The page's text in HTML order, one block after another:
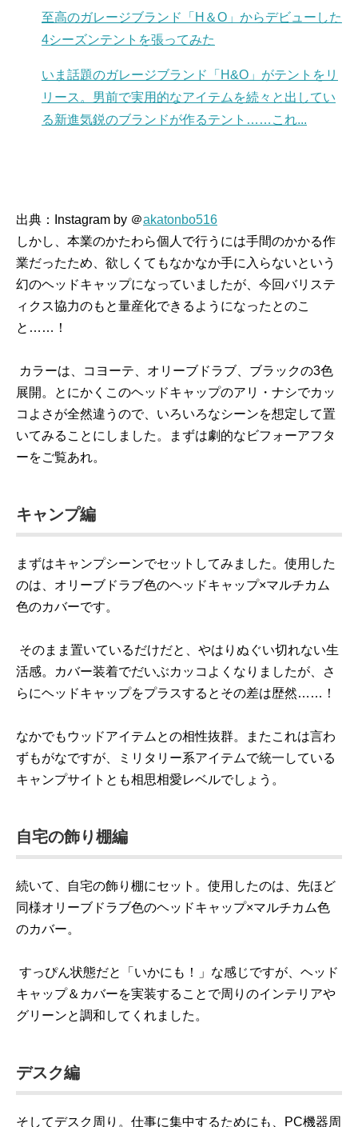
至高のガレージブランド「H＆O」からデビューした
4シーズンテントを張ってみた
いま話題のガレージブランド「H&O」がテントをリ
リース。男前で実用的なアイテムを続々と出してい
る新進気鋭のブランドが作るテント……これ...
出典：Instagram by ＠akatonbo516
しかし、本業のかたわら個人で行うには手間のかかる作
業だったため、欲しくてもなかなか手に入らないという
幻のヘッドキャップになっていましたが、今回バリステ
ィクス協力のもと量産化できるようになったとのこ
と……！
カラーは、コヨーテ、オリーブドラブ、ブラックの3色
展開。とにかくこのヘッドキャップのアリ・ナシでカッ
コよさが全然違うので、いろいろなシーンを想定して置
いてみることにしました。まずは劇的なビフォーアフタ
ーをご覧あれ。
キャンプ編
まずはキャンプシーンでセットしてみました。使用した
のは、オリーブドラブ色のヘッドキャップ×マルチカム
色のカバーです。
そのまま置いているだけだと、やはりぬぐい切れない生
活感。カバー装着でだいぶカッコよくなりましたが、さ
らにヘッドキャップをプラスするとその差は歴然……！
なかでもウッドアイテムとの相性抜群。またこれは言わ
ずもがなですが、ミリタリー系アイテムで統一している
キャンプサイトとも相思相愛レベルでしょう。
自宅の飾り棚編
続いて、自宅の飾り棚にセット。使用したのは、先ほど
同様オリーブドラブ色のヘッドキャップ×マルチカム色
のカバー。
すっぴん状態だと「いかにも！」な感じですが、ヘッド
キャップ＆カバーを実装することで周りのインテリアや
グリーンと調和してくれました。
デスク編
そしてデスク周り。仕事に集中するためにも、PC機器周